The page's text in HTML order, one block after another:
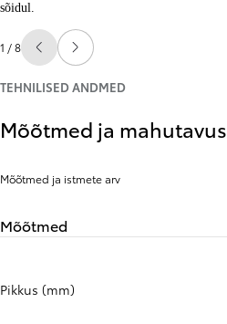
sõidul.
1 / 8 Libista eelmisele
Libista järgmisele
TEHNILISED ANDMED
Mõõtmed ja mahutavus
Mõõtmed ja istmete arv
Mõõtmed
Pikkus (mm)